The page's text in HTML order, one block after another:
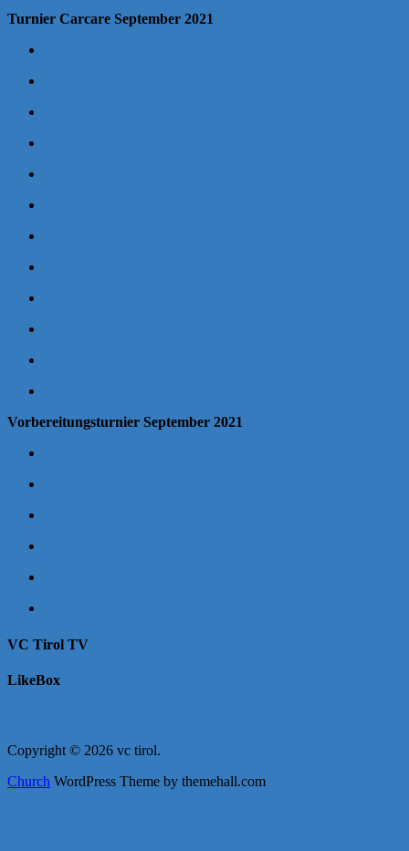
Turnier Carcare September 2021
Vorbereitungsturnier September 2021
VC Tirol TV
LikeBox
Copyright © 2026 vc tirol.
Church WordPress Theme by themehall.com